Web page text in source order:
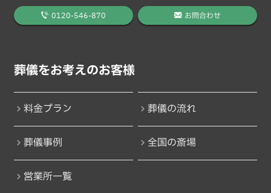
0120-546-870 お問合わせ
葬儀をお考えのお客様
料金プラン 葬儀の流れ
葬儀事例 全国の斎場
営業所一覧